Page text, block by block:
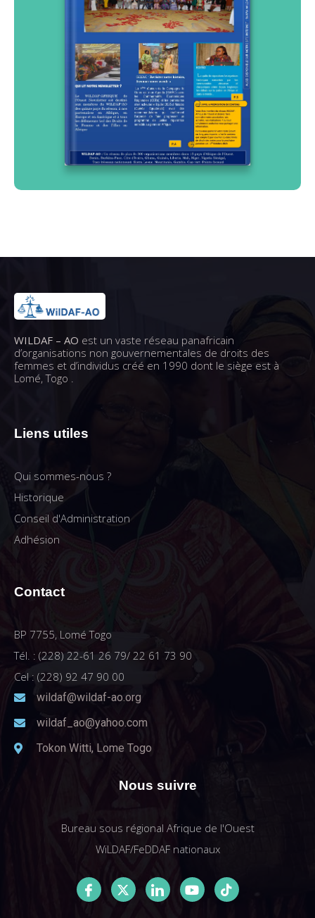
WILDAF – AO est un vaste réseau panafricain
d’organisations non gouvernementales de droits des
femmes et d’individus créé en 1990 dont le siège est à
Lomé, Togo .
Liens utiles
Qui sommes-nous ?
Historique
Conseil d'Administration
Adhésion
Contact
BP 7755, Lomé Togo
Tél. : (228) 22-61 26 79/ 22 61 73 90
Cel : (228) 92 47 90 00
wildaf@wildaf-ao.org
wildaf_ao@yahoo.com
Tokon Witti, Lome Togo
Nous suivre
Bureau sous régional Afrique de l'Ouest
WiLDAF/FeDDAF nationaux